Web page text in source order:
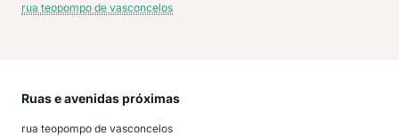
rua teopompo de vasconcelos
Ruas e avenidas próximas
rua teopompo de vasconcelos